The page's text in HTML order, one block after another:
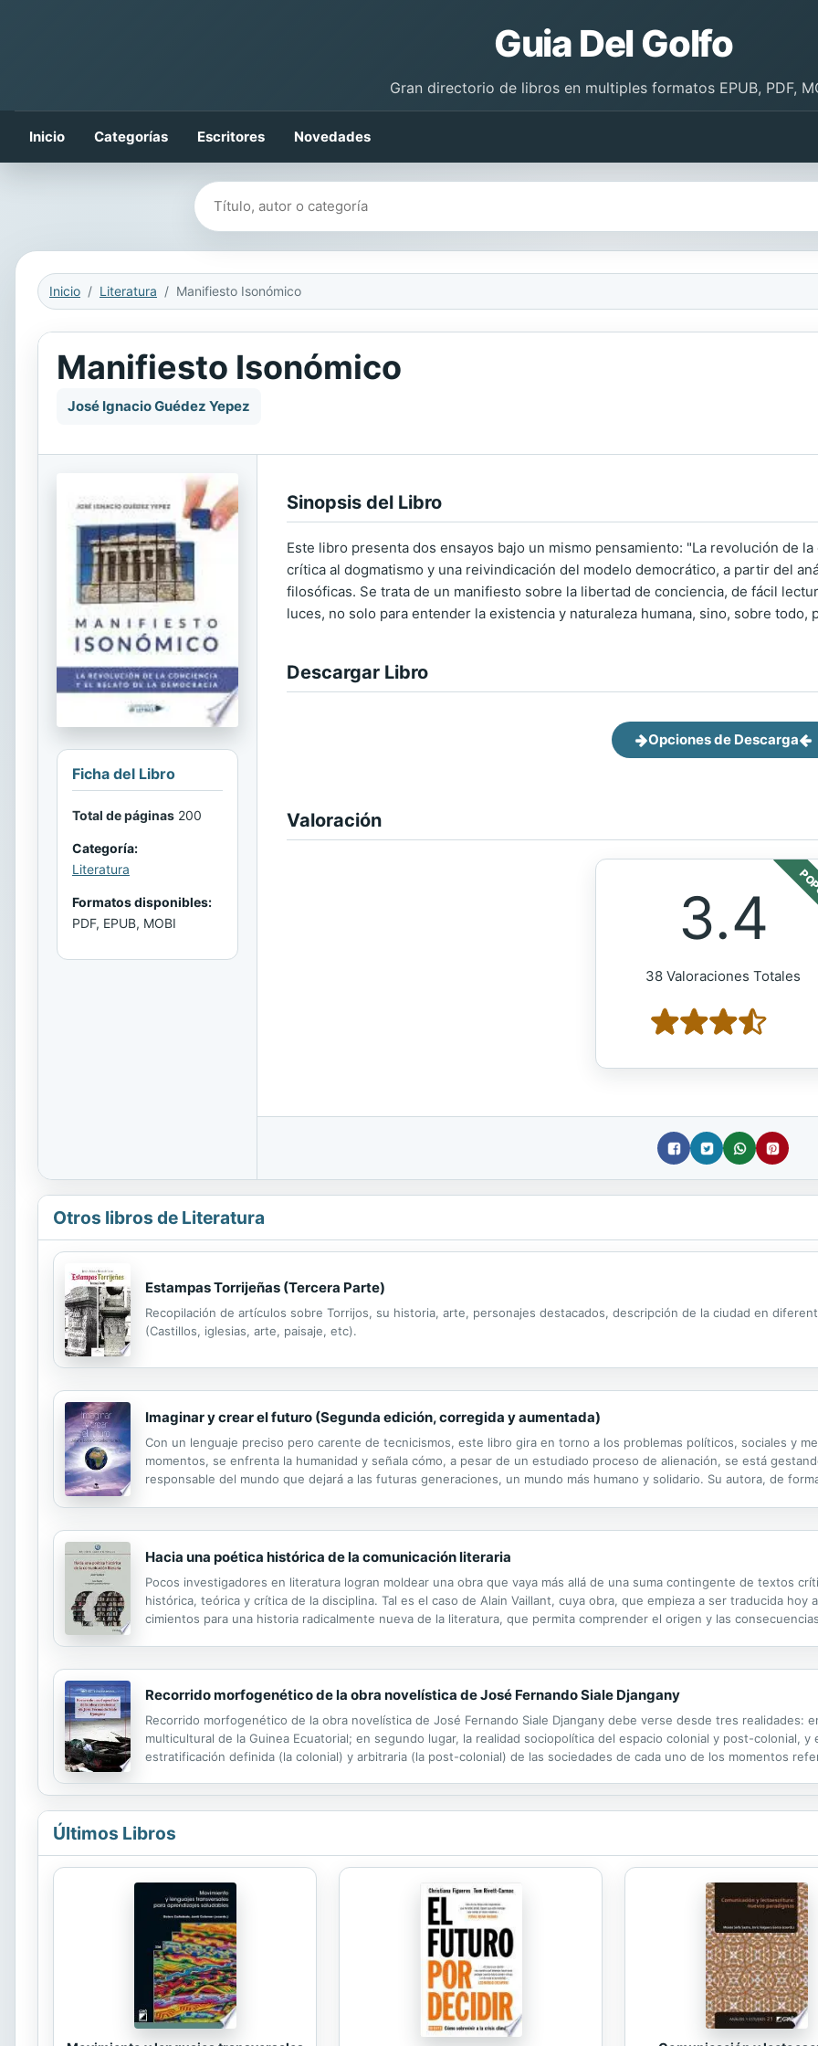
Guia Del Golfo
Gran directorio de libros en multiples formatos EPUB, PDF,
Inicio Categorías Escritores Novedades
Buscar libros
Inicio Literatura Manifiesto Isonómico
Manifiesto Isonómico
José Ignacio Guédez Yepez
Ficha del Libro
Total de páginas 200
Categoría:
Literatura
Formatos disponibles:
PDF, EPUB, MOBI
Sinopsis del Libro
Este libro presenta dos ensayos bajo un mismo pensamiento: "La revolución de
crítica al dogmatismo y una reivindicación del modelo democrático, a partir del
filosóficas. Se trata de un manifiesto sobre la libertad de conciencia, de fácil
luces, no solo para entender la existencia y naturaleza humana, sino, sobre
Descargar Libro
Opciones de Descarga
Valoración
3.4
38 Valoraciones Totales
Otros libros de Literatura
Estampas Torrijeñas (Tercera Parte)
Recopilación de artículos sobre Torrijos, su historia, arte, personajes destacados, descripción de la ciudad en
(Castillos, iglesias, arte, paisaje, etc).
Imaginar y crear el futuro (Segunda edición, corregida y aumentada)
Con un lenguaje preciso pero carente de tecnicismos, este libro gira en torno a los problemas políticos, sociales y
momentos, se enfrenta la humanidad y señala cómo, a pesar de un estudiado proceso de alienación, se está
responsable del mundo que dejará a las futuras generaciones, un mundo más humano y solidario. Su autora, de
Hacia una poética histórica de la comunicación literaria
Pocos investigadores en literatura logran moldear una obra que vaya más allá de una suma contingente de textos
histórica, teórica y crítica de la disciplina. Tal es el caso de Alain Vaillant, cuya obra, que empieza a ser traducida hoy
cimientos para una historia radicalmente nueva de la literatura, que permita comprender el origen y las
Recorrido morfogenético de la obra novelística de José Fernando Siale Djangany
Recorrido morfogenético de la obra novelística de José Fernando Siale Djangany debe verse desde tres realidades:
multicultural de la Guinea Ecuatorial; en segundo lugar, la realidad sociopolítica del espacio colonial y post-colonial,
estratificación definida (la colonial) y arbitraria (la post-colonial) de las sociedades de cada uno de los momentos
Últimos Libros